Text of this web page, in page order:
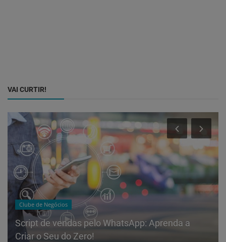
VAI CURTIR!
Clube de Negócios
Script de vendas pelo WhatsApp: Aprenda a
Criar o Seu do Zero!